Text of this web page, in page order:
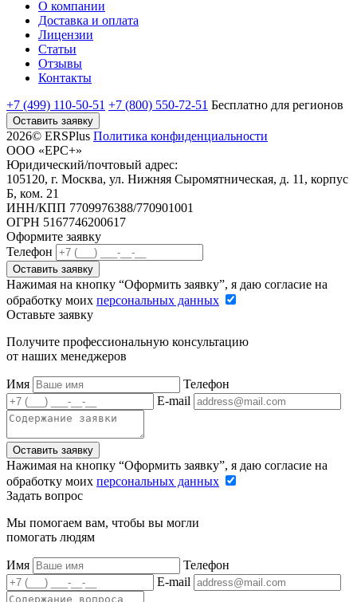
О компании
Доставка и оплата
Лицензии
Статьи
Отзывы
Контакты
+7 (499) 110-50-51 +7 (800) 550-72-51 Бесплатно для регионов
Оставить заявку
2026© ERSPlus Политика конфиденциальности
ООО «ЕРС+»
Юридический/почтовый адрес:
105120, г. Москва, ул. Нижняя Сыромятническая, д. 11, корпус
Б, ком. 21
ИНН/КПП 7709976388/770901001
ОГРН 5167746200617
Оформите заявку
Телефон
Оставить заявку
Нажимая на кнопку “Оформить заявку”, я даю согласие на
обработку моих персональных данных
Оставьте заявку
Получите профессиональную консультацию
от наших менеджеров
Имя
Телефон
E-mail
Оставить заявку
Нажимая на кнопку “Оформить заявку”, я даю согласие на
обработку моих персональных данных
Задать вопрос
Мы помогаем вам, чтобы вы могли
помогать людям
Имя
Телефон
E-mail